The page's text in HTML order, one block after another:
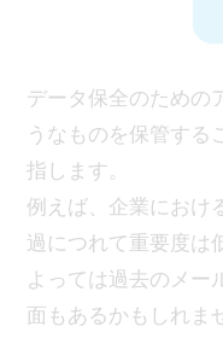
データ保全のための
うなものを保管する
指します。
例えば、企業におけ
過につれて重要度は
よっては過去のメー
面もあるかもしれま